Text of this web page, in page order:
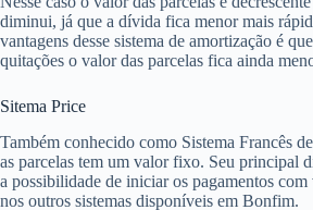
diminui, já que a dívida fica menor mais
vantagens desse sistema de amortização é
quitações o valor das parcelas fica ainda
Sitema Price
Também conhecido como Sistema Francês
as parcelas tem um valor fixo. Seu principal
a possibilidade de iniciar os pagamentos
nos outros sistemas disponíveis em Bonfim.